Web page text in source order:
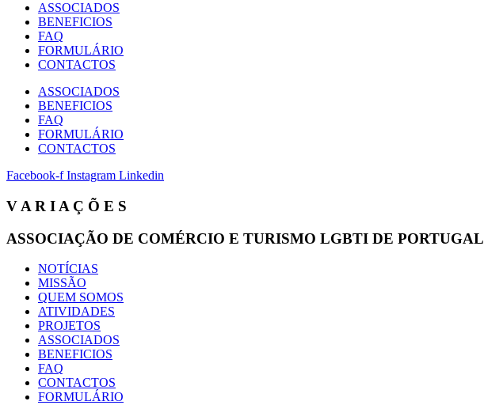
ASSOCIADOS
BENEFICIOS
FAQ
FORMULÁRIO
CONTACTOS
ASSOCIADOS
BENEFICIOS
FAQ
FORMULÁRIO
CONTACTOS
Facebook-f Instagram Linkedin
V A R I A Ç Õ E S
ASSOCIAÇÃO DE COMÉRCIO E TURISMO LGBTI DE PORTUGAL
NOTÍCIAS
MISSÃO
QUEM SOMOS
ATIVIDADES
PROJETOS
ASSOCIADOS
BENEFICIOS
FAQ
CONTACTOS
FORMULÁRIO